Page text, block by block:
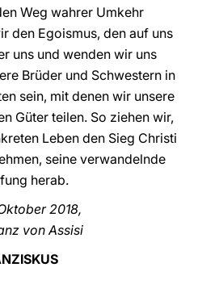
Weg wahrer Umkehr
den Egoismus, den auf uns
uns und wenden wir uns
Brüder und Schwestern in
sein, mit denen wir unsere
Güter teilen. So ziehen wir,
Leben den Sieg Christi
seine verwandelnde
herab.
2018,
von Assisi